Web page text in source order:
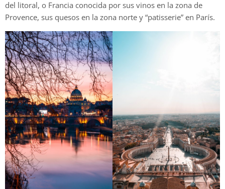
del litoral, o Francia conocida por sus vinos en la zona de
Provence, sus quesos en la zona norte y “patisserie” en París.